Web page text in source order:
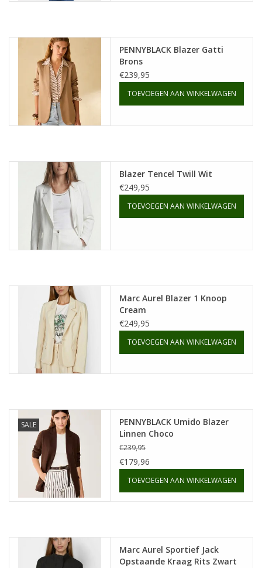
PENNYBLACK Blazer Gatti
Brons
€239,95
TOEVOEGEN AAN WINKELWAGEN
Blazer Tencel Twill Wit
€249,95
TOEVOEGEN AAN WINKELWAGEN
Marc Aurel Blazer 1 Knoop
Cream
€249,95
TOEVOEGEN AAN WINKELWAGEN
SALE
PENNYBLACK Umido Blazer
Linnen Choco
€239,95
€179,96
TOEVOEGEN AAN WINKELWAGEN
Marc Aurel Sportief Jack
Opstaande Kraag Rits Zwart